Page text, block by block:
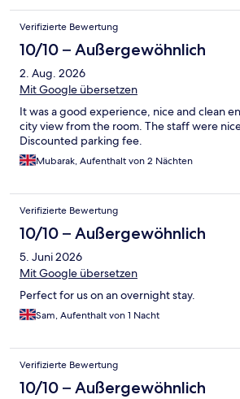
Verifizierte Bewertung
10/10 – Außergewöhnlich
2. Aug. 2026
Mit Google übersetzen
It was a good experience, nice and clean
city view from the room. The staff were
Discounted parking fee.
Mubarak, Aufenthalt von 2 Nächten
Verifizierte Bewertung
10/10 – Außergewöhnlich
5. Juni 2026
Mit Google übersetzen
Perfect for us on an overnight stay.
Sam, Aufenthalt von 1 Nacht
Verifizierte Bewertung
10/10 – Außergewöhnlich